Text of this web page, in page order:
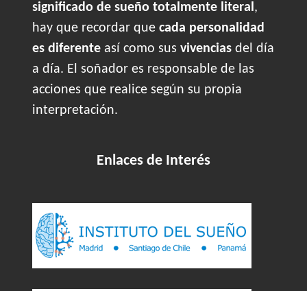
significado de sueño totalmente literal,
hay que recordar que cada personalidad
es diferente así como sus vivencias del día
a día. El soñador es responsable de las
acciones que realice según su propia
interpretación.
Enlaces de Interés